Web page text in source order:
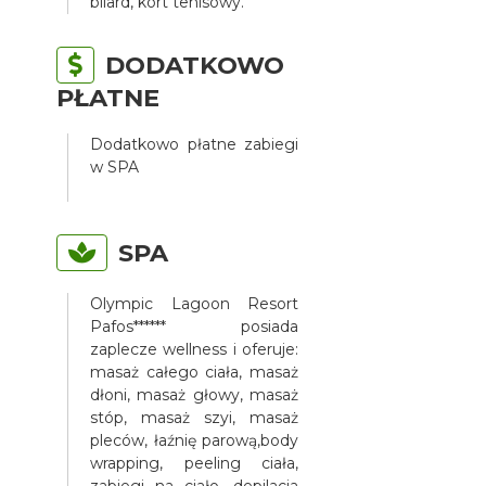
DODATKOWO
PŁATNE
Dodatkowo płatne zabiegi
w SPA
SPA
Olympic Lagoon Resort
Pafos****** posiada
zaplecze wellness i oferuje:
masaż całego ciała, masaż
dłoni, masaż głowy, masaż
stóp, masaż szyi, masaż
pleców, łaźnię parową,body
wrapping, peeling ciała,